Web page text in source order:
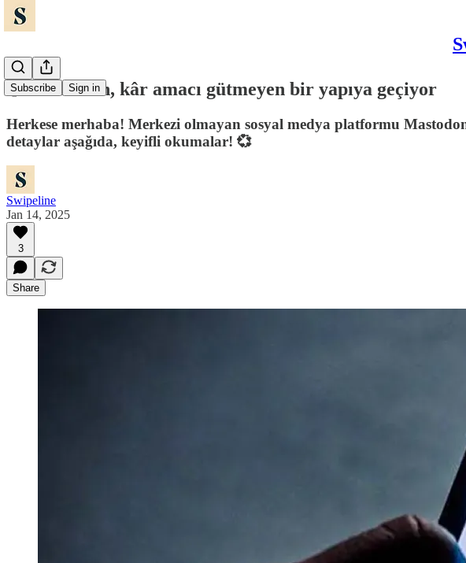
Subscribe Sign in
🦣 Mastodon, kâr amacı gütmeyen bir yapıya geçiyor
Herkese merhaba! Merkezi olmayan sosyal medya platformu
detaylar aşağıda, keyifli okumalar! 💞
Swipeline
Jan 14, 2025
3
Share